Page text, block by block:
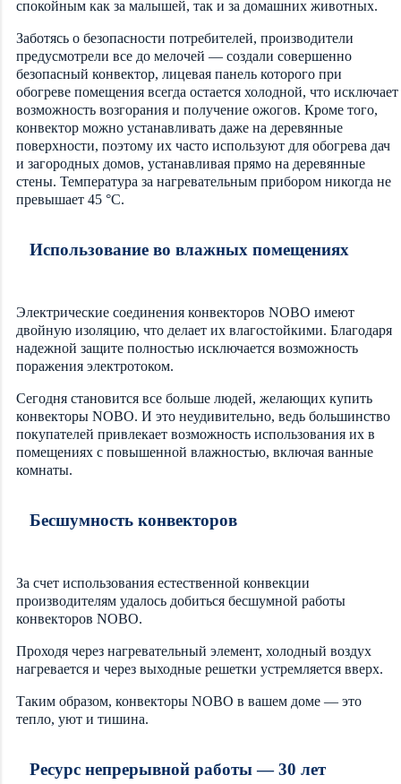
спокойным как за малышей, так и за домашних животных.
Заботясь о безопасности потребителей, производители
предусмотрели все до мелочей — создали совершенно
безопасный конвектор, лицевая панель которого при
обогреве помещения всегда остается холодной, что исключает
возможность возгорания и получение ожогов. Кроме того,
конвектор можно устанавливать даже на деревянные
поверхности, поэтому их часто используют для обогрева дач
и загородных домов, устанавливая прямо на деревянные
стены. Температура за нагревательным прибором никогда не
превышает 45 °C.
Использование во влажных помещениях
Электрические соединения конвекторов NOBO имеют
двойную изоляцию, что делает их влагостойкими. Благодаря
надежной защите полностью исключается возможность
поражения электротоком.
Сегодня становится все больше людей, желающих купить
конвекторы NOBO. И это неудивительно, ведь большинство
покупателей привлекает возможность использования их в
помещениях с повышенной влажностью, включая ванные
комнаты.
Бесшумность конвекторов
За счет использования естественной конвекции
производителям удалось добиться бесшумной работы
конвекторов NOBO.
Проходя через нагревательный элемент, холодный воздух
нагревается и через выходные решетки устремляется вверх.
Таким образом, конвекторы NOBO в вашем доме — это
тепло, уют и тишина.
Ресурс непрерывной работы — 30 лет